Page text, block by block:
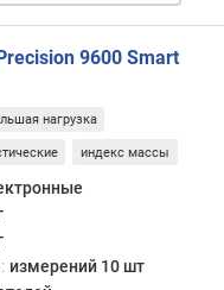
9600 Smart
нагрузка
индекс массы
измерений 10 шт